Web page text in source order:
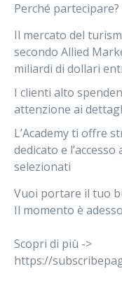
Perché partecipare?
Il mercato del
secondo Allied
miliardi di dollari
I clienti alto
attenzione ai
L’Academy ti offre
dedicato e l’accesso
selezionati
Vuoi portare il tuo
Il momento è
Scopri di più ->
https://